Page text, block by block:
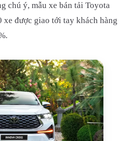
chú ý, mẫu xe bán tải Toyota
được giao tới tay khách hàng